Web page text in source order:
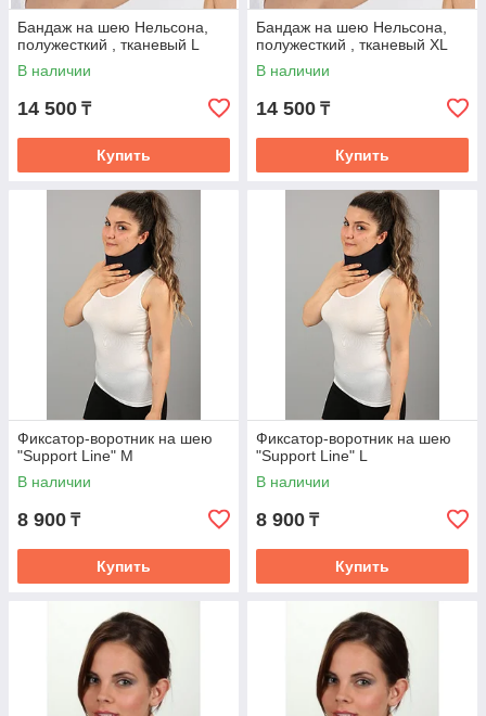
Бандаж на шею Нельсона,
полужесткий , тканевый L
В наличии
14 500 ₸
Купить
Бандаж на шею Нельсона,
полужесткий , тканевый XL
В наличии
14 500 ₸
Купить
Фиксатор-воротник на шею
"Support Line" M
В наличии
8 900 ₸
Купить
Фиксатор-воротник на шею
"Support Line" L
В наличии
8 900 ₸
Купить